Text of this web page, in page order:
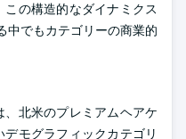
の構造的なダイナミクス
中でもカテゴリーの商業的
北米のプレミアムヘアケ
モグラフィックカテゴリ